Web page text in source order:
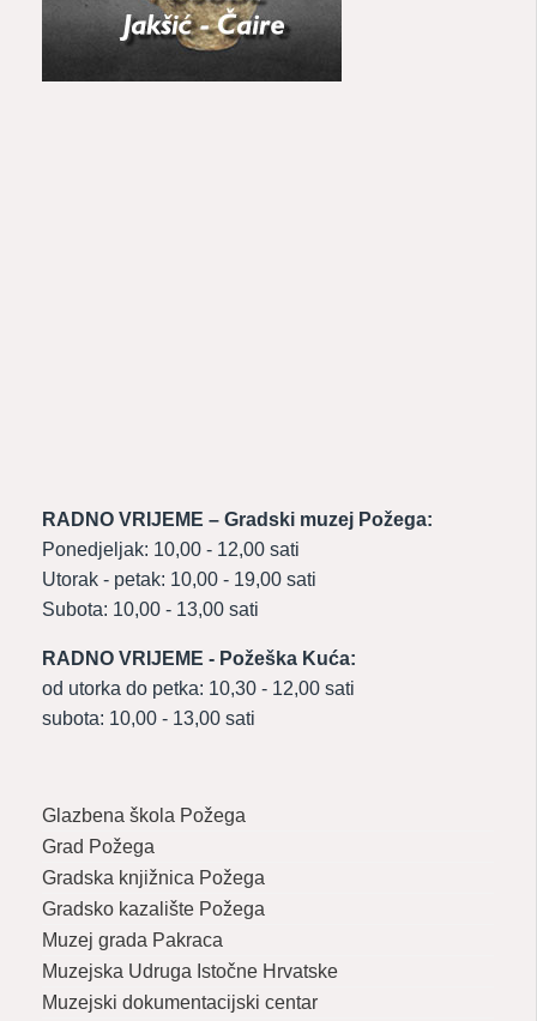
RADNO VRIJEME – Gradski muzej Požega:
Ponedjeljak: 10,00 - 12,00 sati
Utorak - petak: 10,00 - 19,00 sati
Subota: 10,00 - 13,00 sati
RADNO VRIJEME - Požeška Kuća:
od utorka do petka: 10,30 - 12,00 sati
subota: 10,00 - 13,00 sati
Glazbena škola Požega
Grad Požega
Gradska knjižnica Požega
Gradsko kazalište Požega
Muzej grada Pakraca
Muzejska Udruga Istočne Hrvatske
Muzejski dokumentacijski centar